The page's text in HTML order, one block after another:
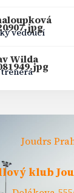
vedoucí
Wilda
klub